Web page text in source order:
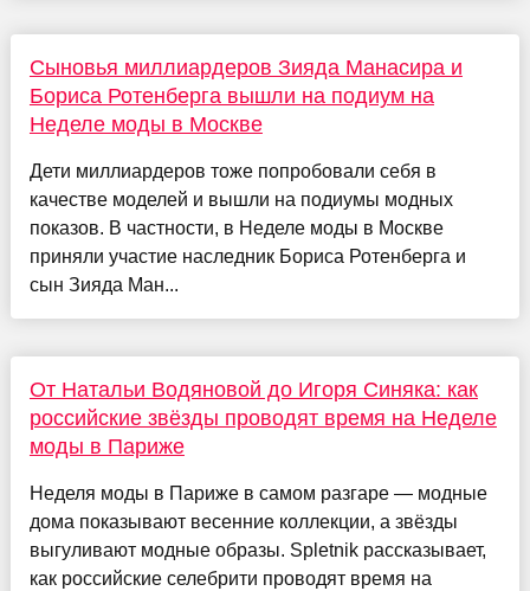
Сыновья миллиардеров Зияда Манасира и
Бориса Ротенберга вышли на подиум на
Неделе моды в Москве
Дети миллиардеров тоже попробовали себя в
качестве моделей и вышли на подиумы модных
показов. В частности, в Неделе моды в Москве
приняли участие наследник Бориса Ротенберга и
сын Зияда Ман...
От Натальи Водяновой до Игоря Синяка: как
российские звёзды проводят время на Неделе
моды в Париже
Неделя моды в Париже в самом разгаре — модные
дома показывают весенние коллекции, а звёзды
выгуливают модные образы. Spletnik рассказывает,
как российские селебрити проводят время на